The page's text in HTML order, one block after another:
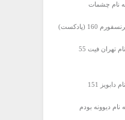
نام چشمات
(پادکست)
دانلود آهنگ دیجی باربد به نام تهران فیت 55
151
نام دیوونه بودم